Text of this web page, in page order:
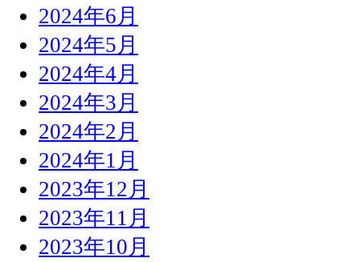
2024年6月
2024年5月
2024年4月
2024年3月
2024年2月
2024年1月
2023年12月
2023年11月
2023年10月